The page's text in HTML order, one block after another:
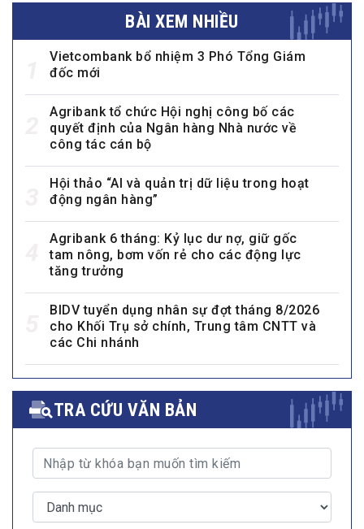
BÀI XEM NHIỀU
Vietcombank bổ nhiệm 3 Phó Tổng Giám
đốc mới
Agribank tổ chức Hội nghị công bố các
quyết định của Ngân hàng Nhà nước về
công tác cán bộ
Hội thảo “AI và quản trị dữ liệu trong hoạt
động ngân hàng”
Agribank 6 tháng: Kỷ lục dư nợ, giữ gốc
tam nông, bơm vốn rẻ cho các động lực
tăng trưởng
BIDV tuyển dụng nhân sự đợt tháng 8/2026
cho Khối Trụ sở chính, Trung tâm CNTT và
các Chi nhánh
TRA CỨU VĂN BẢN